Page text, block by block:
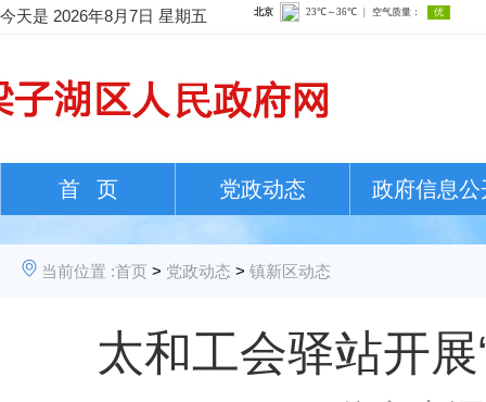
今天是 2026年8月7日 星期五
首 页 党政动态 政府信息公
当前位置 :首页 > 党政动态 > 镇新区动态
太和工会驿站开